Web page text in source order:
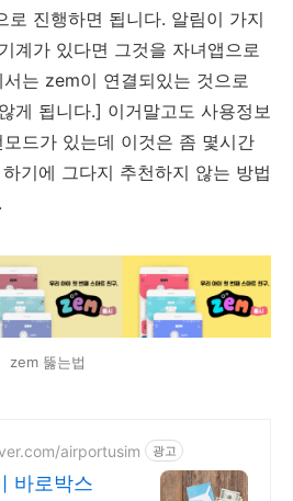
로 진행하면 됩니다. 알림이 가지
계가 있다면 그것을 자녀앱으로
는 zem이 연결되있는 것으로
게 됩니다.] 이거말고도 사용정보
드가 있는데 이것은 좀 몇시간
기에 그다지 추천하지 않는 방법
zem 뚫는법
airportusim 광고
바로박스